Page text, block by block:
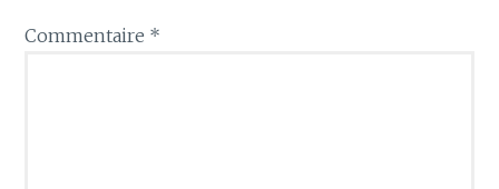
Commentaire *